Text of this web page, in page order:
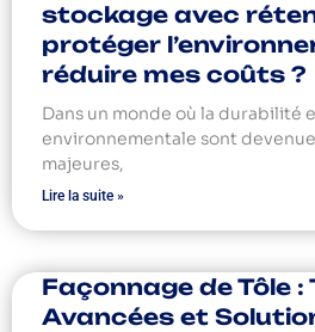
stockage avec
protéger
réduire mes coûts ?
Dans un monde où la durabilité
environnementale sont
majeures,
Lire la suite »
Façonnage de Tôle :
Avancées et